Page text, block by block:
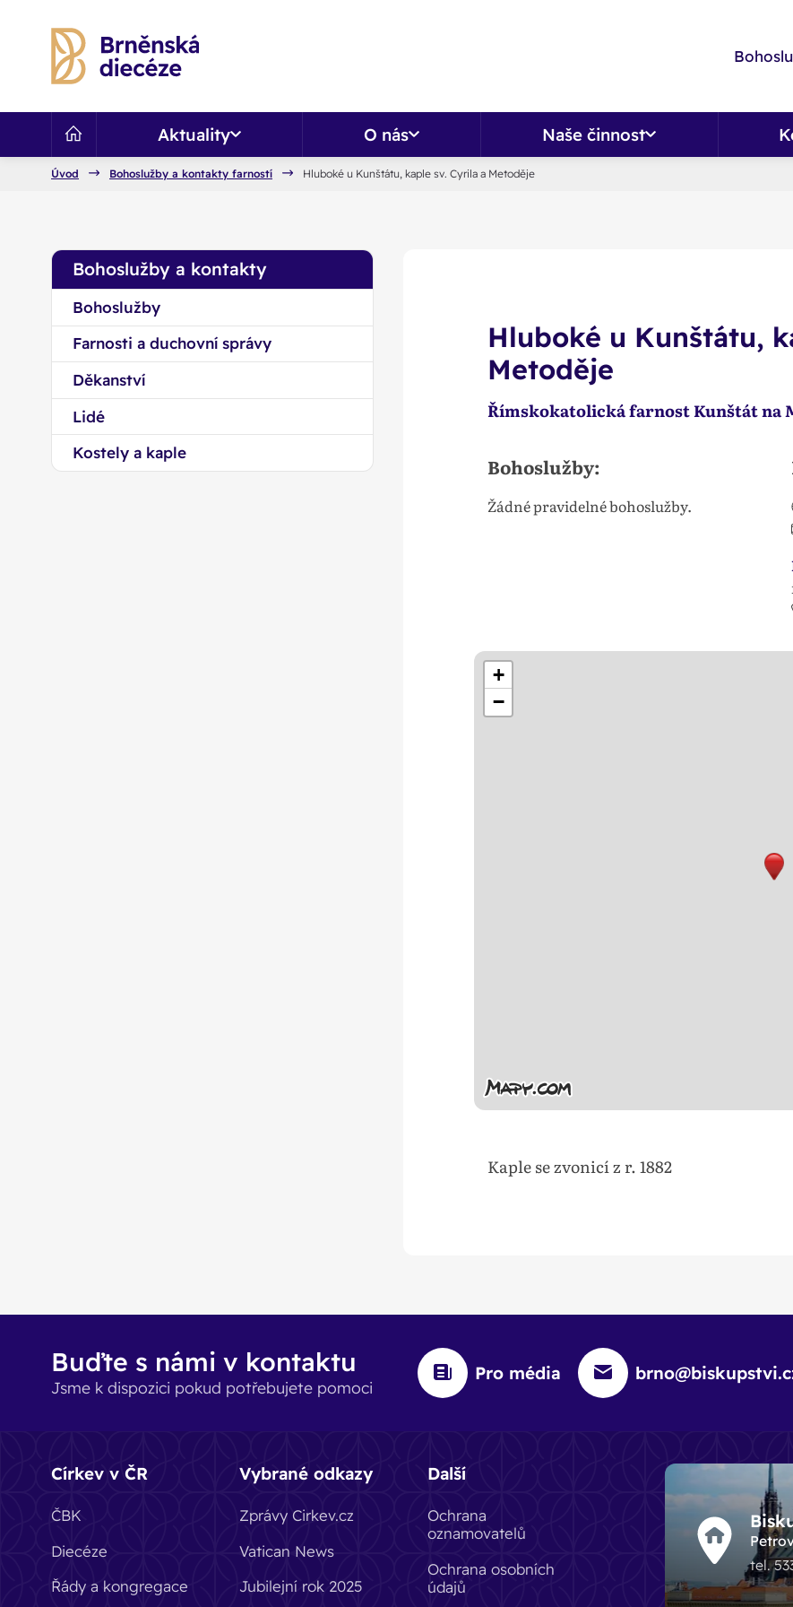
Aktuality O nás Naše činnost
Úvod Bohoslužby a kontakty farností Hluboké u Kunštátu, kaple sv. Cyrila a Metoděje
Bohoslužby a kontakty
Bohoslužby
Farnosti a duchovní správy
Děkanství
Lidé
Kostely a kaple
Hluboké u Kunštátu,
Metoděje
Římskokatolická farnost Kunštát na
Bohoslužby:
Žádné pravidelné bohoslužby.
+
−
Kaple se zvonicí z r. 1882
Buďte s námi v kontaktu
Jsme k dispozici pokud potřebujete pomoci
Pro média
Církev v ČR
ČBK
Diecéze
Řády a kongregace
Vybrané odkazy
Zprávy Cirkev.cz
Vatican News
Jubilejní rok 2025
Další
Ochrana
oznamovatelů
Ochrana osobních
údajů
tel.